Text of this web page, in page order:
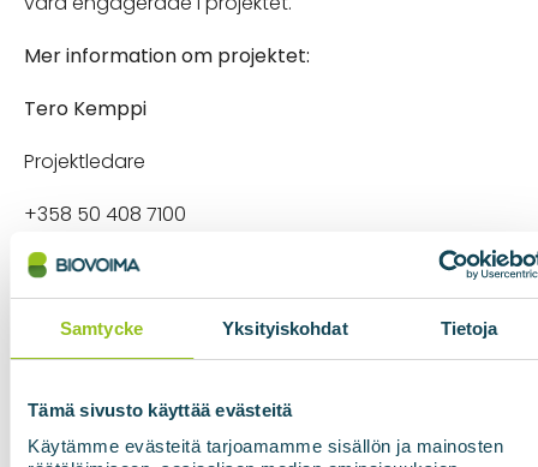
Samtycke Yksityiskohdat Tietoja
Tämä sivusto käyttää evästeitä
Käytämme evästeitä tarjoamamme sisällön ja mainosten
Mer information om projektet:
Tero Kemppi
Projektledare
+358 50 408 7100
tero.kemppi@biovoima.fi
Jani Kangasaho
+358 50 468 7907